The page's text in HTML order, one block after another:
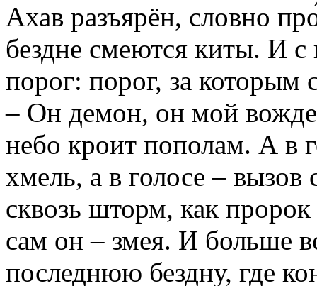
Ахав разъярён, словно
бездне смеются киты. И
порог: порог, за которым
– Он демон, он мой
небо кроит пополам. А в
хмель, а в голосе –
сквозь шторм, как
сам он – змея. И больше
последнюю бездну, где